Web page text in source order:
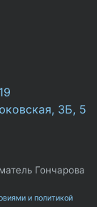
3Б, 5
Гончарова
и политикой